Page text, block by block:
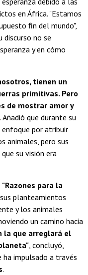
en África. "Estamos
fin del mundo",
discurso no se
y en cómo
tienen un
primitivas. Pero
de mostrar amor y
que durante su
por atribuir
animales, pero sus
su visión era
"Razones para la
planteamientos
y los animales
un camino hacia
la que arreglará el
, concluyó,
impulsado a través
.